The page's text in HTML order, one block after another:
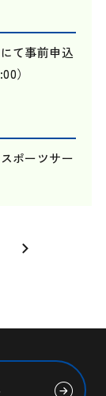
て事前申込
）
ポーツサー